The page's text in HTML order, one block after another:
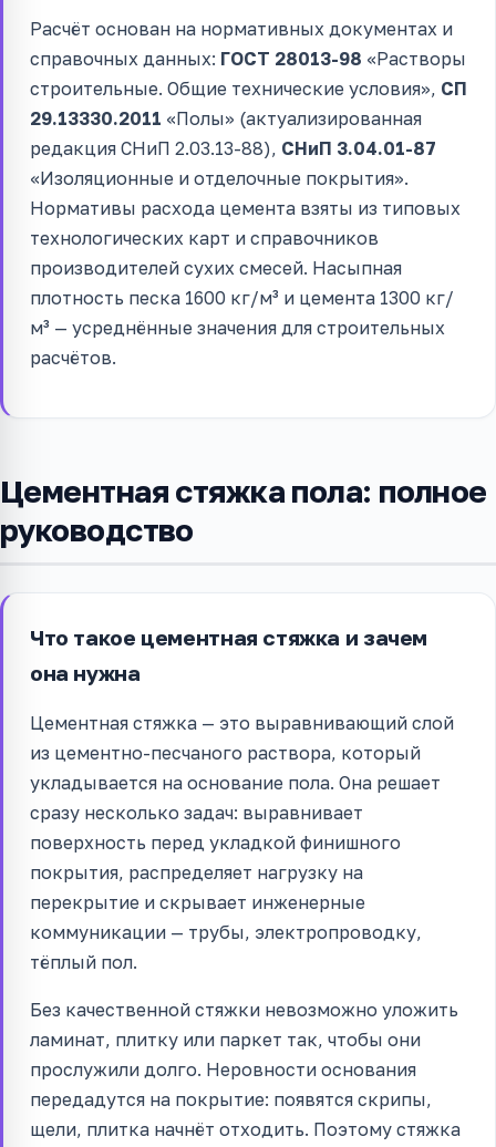
Расчёт основан на нормативных документах и
справочных данных: ГОСТ 28013-98 «Растворы
строительные. Общие технические условия», СП
29.13330.2011 «Полы» (актуализированная
редакция СНиП 2.03.13-88), СНиП 3.04.01-87
«Изоляционные и отделочные покрытия».
Нормативы расхода цемента взяты из типовых
технологических карт и справочников
производителей сухих смесей. Насыпная
плотность песка 1600 кг/м³ и цемента 1300 кг/
м³ — усреднённые значения для строительных
расчётов.
Цементная стяжка пола: полное
руководство
Что такое цементная стяжка и зачем
она нужна
Цементная стяжка — это выравнивающий слой
из цементно-песчаного раствора, который
укладывается на основание пола. Она решает
сразу несколько задач: выравнивает
поверхность перед укладкой финишного
покрытия, распределяет нагрузку на
перекрытие и скрывает инженерные
коммуникации — трубы, электропроводку,
тёплый пол.
Без качественной стяжки невозможно уложить
ламинат, плитку или паркет так, чтобы они
прослужили долго. Неровности основания
передадутся на покрытие: появятся скрипы,
щели, плитка начнёт отходить. Поэтому стяжка